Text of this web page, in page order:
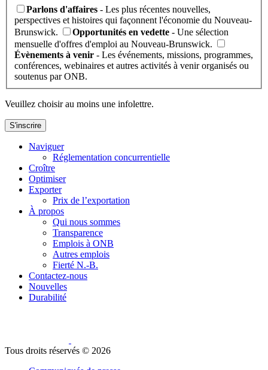
Parlons d'affaires - Les plus récentes nouvelles,
perspectives et histoires qui façonnent l'économie du Nouveau-
Brunswick.
Opportunités en vedette - Une sélection
mensuelle d'offres d'emploi au Nouveau-Brunswick.
Évènements à venir - Les événements, missions, programmes,
conférences, webinaires et autres activités à venir organisés ou
soutenus par ONB.
Veuillez choisir au moins une infolettre.
S'inscrire
Naviguer
Réglementation concurrentielle
Croître
Optimiser
Exporter
Prix de l’exportation
À propos
Qui nous sommes
Transparence
Emplois à ONB
Autres emplois
Fierté N.-B.
Contactez-nous
Nouvelles
Durabilité
Tous droits réservés © 2026